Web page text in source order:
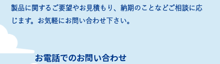
製品に関するご要望やお見積もり、納期のことなどご相談に応
じます。お気軽にお問い合わせ下さい。
お電話でのお問い合わせ